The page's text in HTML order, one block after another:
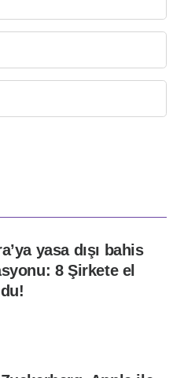
yasa dışı bahis
8 Şirkete el